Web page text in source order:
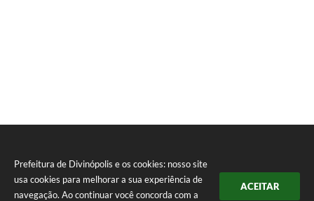
Prefeitura de Divinópolis e os cookies: nosso site
usa cookies para melhorar a sua experiência de
navegação. Ao continuar você concorda com a
ACEITAR